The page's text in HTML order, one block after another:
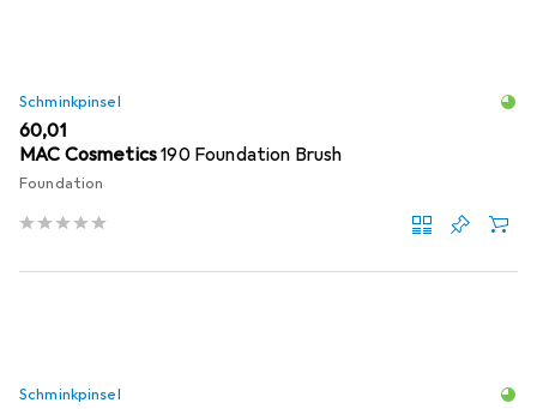
Schminkpinsel
EUR
60,01
MAC Cosmetics190 Foundation Brush
Foundation
Schminkpinsel